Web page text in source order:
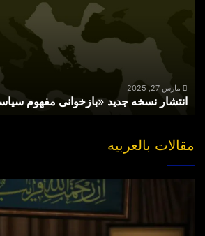
آمازونمارس 27, 2025
انتشار نسخه جدید «بازخوانی مفهوم
مقالات بالعربیه
والبحث